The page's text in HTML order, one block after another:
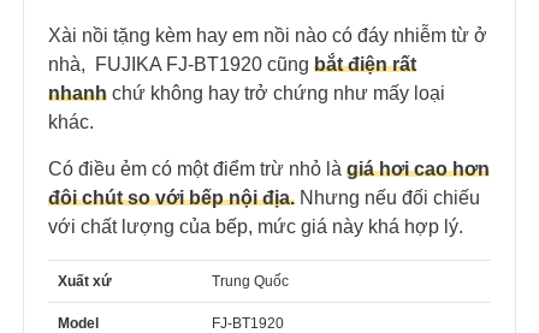
Xài nồi tặng kèm hay em nồi nào có đáy nhiễm từ ở
nhà, FUJIKA FJ-BT1920 cũng bắt điện rất
nhanh chứ không hay trở chứng như mấy loại
khác.
Có điều ẻm có một điểm trừ nhỏ là giá hơi cao hơn
đôi chút so với bếp nội địa. Nhưng nếu đối chiếu
với chất lượng của bếp, mức giá này khá hợp lý.
Xuất xứ Trung Quốc
Model FJ-BT1920